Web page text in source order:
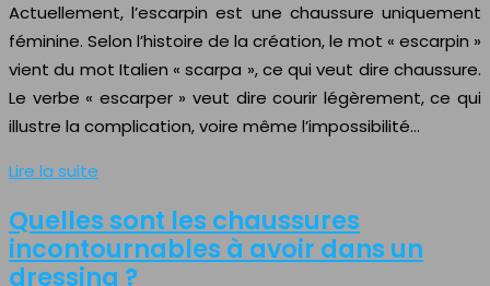
Actuellement, l’escarpin est une chaussure uniquement
féminine. Selon l’histoire de la création, le mot « escarpin »
vient du mot Italien « scarpa », ce qui veut dire chaussure.
Le verbe « escarper » veut dire courir légèrement, ce qui
illustre la complication, voire même l’impossibilité…
Lire la suite
Quelles sont les chaussures
incontournables à avoir dans un
dressing ?